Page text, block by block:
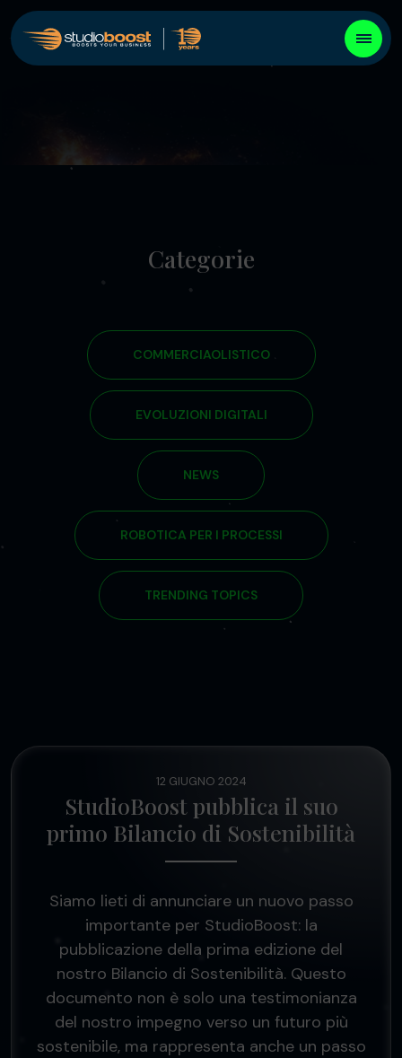
Categorie
COMMERCIAOLISTICO
EVOLUZIONI DIGITALI
NEWS
ROBOTICA PER I PROCESSI
TRENDING TOPICS
12 GIUGNO 2024
StudioBoost pubblica il suo
primo Bilancio di Sostenibilità
Siamo lieti di annunciare un nuovo passo
importante per StudioBoost: la
pubblicazione della prima edizione del
nostro Bilancio di Sostenibilità. Questo
documento non è solo una testimonianza
del nostro impegno verso un futuro più
sostenibile, ma rappresenta anche un passo